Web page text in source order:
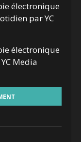
électronique
par YC
électronique
Media